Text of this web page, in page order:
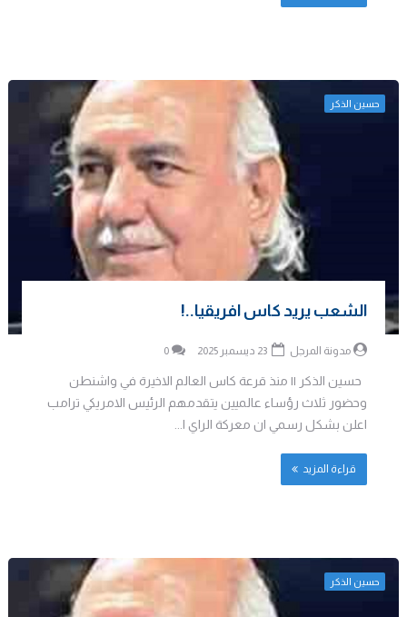
حسين الذكر
الشعب يريد كاس افريقيا..!
مدونة المرجل 0
حسين الذكر || منذ قرعة كاس العالم الاخيرة في واشنطن
وحضور ثلاث رؤساء عالميين يتقدمهم الرئيس الامريكي ترامب
اعلن بشكل رسمي ان معركة الراي ا...
قراءة المزيد
حسين الذكر